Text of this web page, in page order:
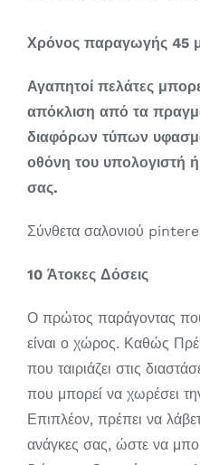
Χρόνος παραγωγής 45
Αγαπητοί πελάτες
απόκλιση από τα
διαφόρων τύπων
οθόνη του υπολογιστή
σας.
Σύνθετα σαλονιού
10 Άτοκες Δόσεις
Ο πρώτος παράγοντας
είναι ο χώρος. Καθώς
που ταιριάζει στις
που μπορεί να χωρέσει
Επιπλέον, πρέπει να
ανάγκες σας, ώστε να